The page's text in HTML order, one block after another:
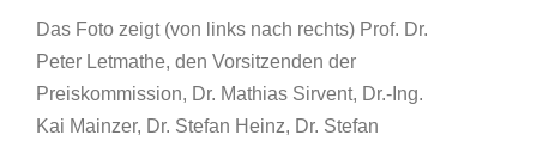
Das Foto zeigt (von links nach rechts) Prof. Dr.
Peter Letmathe, den Vorsitzenden der
Preiskommission, Dr. Mathias Sirvent, Dr.-Ing.
Kai Mainzer, Dr. Stefan Heinz, Dr. Stefan